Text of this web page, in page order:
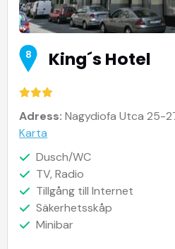
8 King´s Hotel
Adress: Nagydiofa Utca 25-
Karta
Dusch/WC
TV, Radio
Tillgång till Internet
Säkerhetsskåp
Minibar